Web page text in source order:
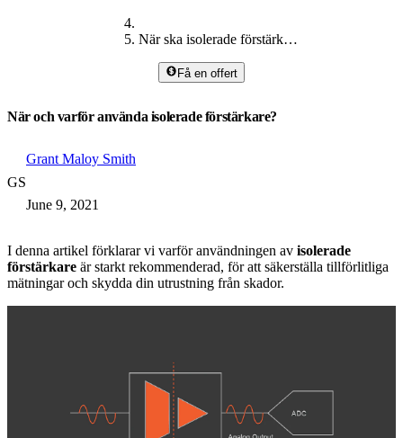
När ska isolerade förstärkare användas
Få en offert
När och varför använda isolerade förstärkare?
GS
Grant Maloy Smith
June 9, 2021
I denna artikel förklarar vi varför användningen av isolerade
förstärkare är starkt rekommenderad, för att säkerställa tillförlitliga
mätningar och skydda din utrustning från skador.